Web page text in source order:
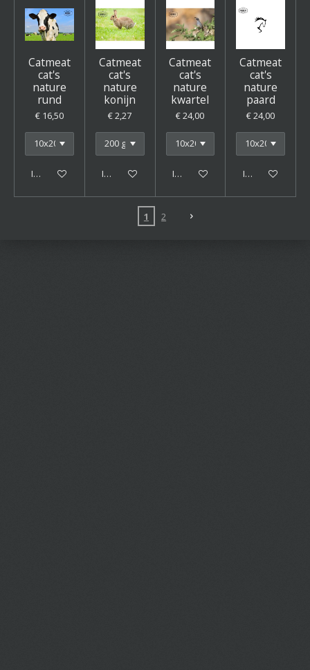
Catmeat
cat's
nature
rund
€ 16,50
In winkelwagen
Catmeat
cat's
nature
konijn
€ 2,27
In winkelwagen
Catmeat
cat's
nature
kwartel
€ 24,00
In winkelwagen
Catmeat
cat's
nature
paard
€ 24,00
In winkelwagen
1 2